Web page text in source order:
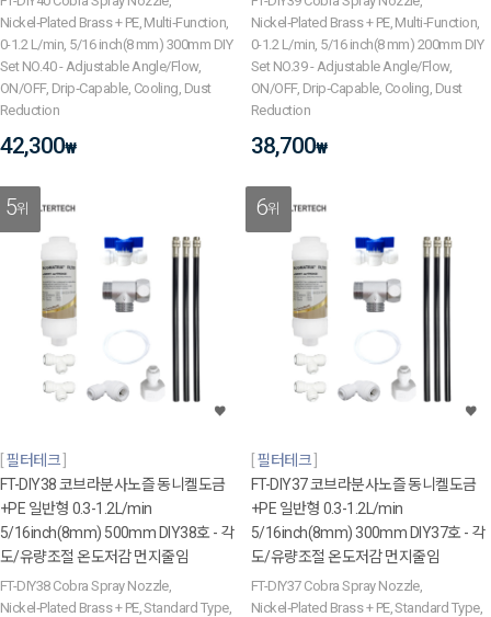
Nickel‑Plated Brass + PE, Multi‑Function,
0-1.2 L/min, 5/16 inch(8 mm) 300mm DIY
Set NO.40 - Adjustable Angle/Flow,
ON/OFF, Drip‑Capable, Cooling, Dust
Reduction
42,300₩
Nickel‑Plated Brass + PE, Multi‑Function,
0-1.2 L/min, 5/16 inch(8 mm) 200mm DIY
Set NO.39 - Adjustable Angle/Flow,
ON/OFF, Drip‑Capable, Cooling, Dust
Reduction
38,700₩
5위
필터테크
FT-DIY38 코브라분사노즐 동니켈도금
+PE 일반형 0.3-1.2L/min
5/16inch(8mm) 500mm DIY38호 - 각
도/유량조절 온도저감 먼지줄임
FT-DIY38 Cobra Spray Nozzle,
Nickel‑Plated Brass + PE, Standard Type,
6위
필터테크
FT-DIY37 코브라분사노즐 동니켈도금
+PE 일반형 0.3-1.2L/min
5/16inch(8mm) 300mm DIY37호 - 각
도/유량조절 온도저감 먼지줄임
FT-DIY37 Cobra Spray Nozzle,
Nickel‑Plated Brass + PE, Standard Type,